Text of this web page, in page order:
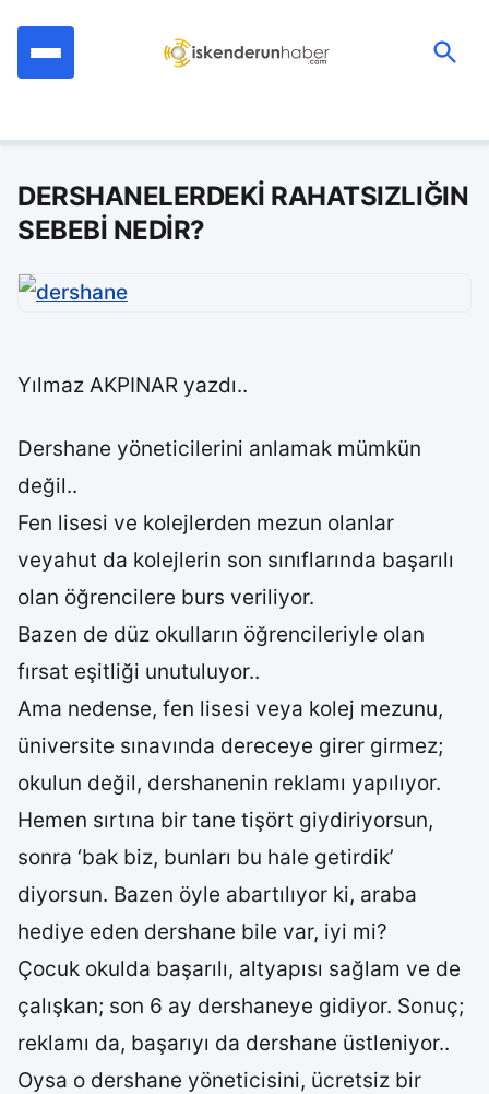
DERSHANELERDEKİ RAHATSIZLIĞIN
SEBEBİ NEDİR?
Yılmaz AKPINAR yazdı..
Dershane yöneticilerini anlamak mümkün
değil..
Fen lisesi ve kolejlerden mezun olanlar
veyahut da kolejlerin son sınıflarında başarılı
olan öğrencilere burs veriliyor.
Bazen de düz okulların öğrencileriyle olan
fırsat eşitliği unutuluyor..
Ama nedense, fen lisesi veya kolej mezunu,
üniversite sınavında dereceye girer girmez;
okulun değil, dershanenin reklamı yapılıyor.
Hemen sırtına bir tane tişört giydiriyorsun,
sonra ‘bak biz, bunları bu hale getirdik’
diyorsun. Bazen öyle abartılıyor ki, araba
hediye eden dershane bile var, iyi mi?
Çocuk okulda başarılı, altyapısı sağlam ve de
çalışkan; son 6 ay dershaneye gidiyor. Sonuç;
reklamı da, başarıyı da dershane üstleniyor..
Oysa o dershane yöneticisini, ücretsiz bir